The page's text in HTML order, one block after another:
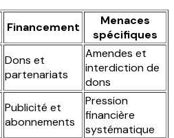
Financement
Menaces
spécifiques
Dons et
partenariats
Amendes et
interdiction de
dons
Publicité et
abonnements
Pression
financière
systématique